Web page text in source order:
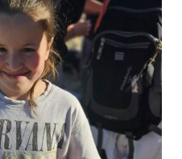
0
2
6
0
W
A